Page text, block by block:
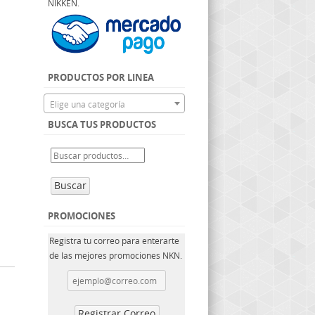
NIKKEN.
PRODUCTOS POR LINEA
Elige una categoría
BUSCA TUS PRODUCTOS
Buscar
PROMOCIONES
Registra tu correo para enterarte
de las mejores promociones NKN.